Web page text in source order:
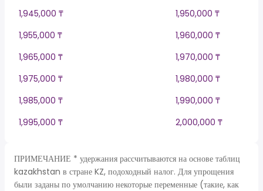
1,945,000 ₸
1,950,000 ₸
1,955,000 ₸
1,960,000 ₸
1,965,000 ₸
1,970,000 ₸
1,975,000 ₸
1,980,000 ₸
1,985,000 ₸
1,990,000 ₸
1,995,000 ₸
2,000,000 ₸
ПРИМЕЧАНИЕ * удержания рассчитываются на основе таблиц
kazakhstan в стране KZ, подоходный налог. Для упрощения
были заданы по умолчанию некоторые переменные (такие, как